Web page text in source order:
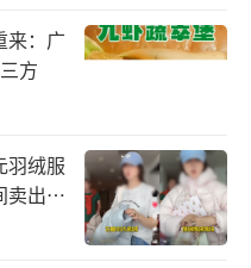
年的进口数据发现，
上的份额差距在不
调，却也在消费氛
直至2025年上半年
局的转变或许早在
来：广
方
羽绒服
卖出超